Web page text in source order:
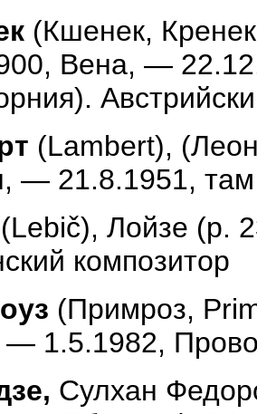
(Кшенек,
Вена, —
(Lambert),
— 21.8.1951, там
(Lebič), Лойзе (р.
композитор
(Примроз,
— 1.5.1982,
Сулхан